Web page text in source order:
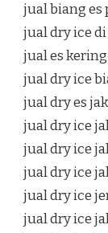
jual biang es
jual dry ice
jual es
jual dry ice
jual dry es
jual dry ice
jual dry ice
jual dry ice
jual dry ice
jual dry ice